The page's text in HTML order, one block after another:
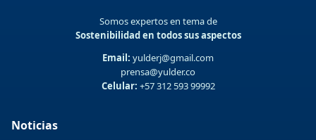
Somos expertos en tema de
Sostenibilidad en todos sus aspectos
Email: yulderj@gmail.com
prensa@yulder.co
Celular: +57 312 593 99992
Noticias